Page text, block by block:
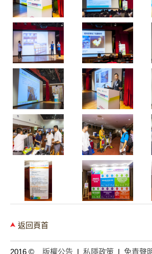
返回頁首
2016 © 版權公告 | 私隱政策 | 免責聲